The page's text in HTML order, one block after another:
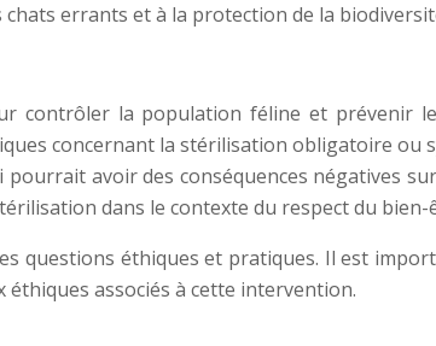
errants et à la protection de la
contrôler la population féline et prévenir
concernant la stérilisation obligatoire
avoir des conséquences négatives
dans le contexte du respect du bien-
questions éthiques et pratiques. Il est
associés à cette intervention.